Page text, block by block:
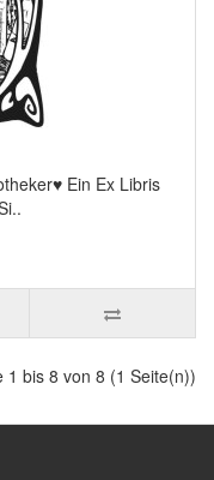
Ein Ex Libris
1 bis 8 von 8 (1 Seite(n))